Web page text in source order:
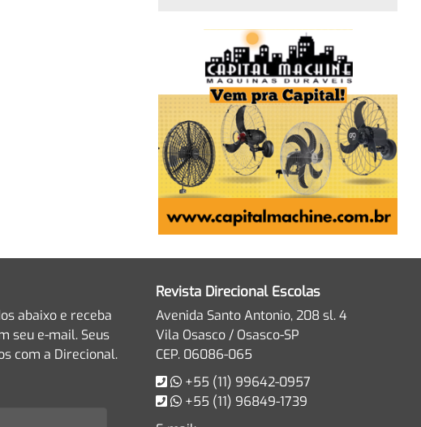
abaixo e receba
seu e-mail. Seus
com a Direcional.
Revista Direcional Escolas
Avenida Santo Antonio, 208 sl. 4
Vila Osasco / Osasco-SP
CEP. 06086-065
+55 (11) 99642-0957
+55 (11) 96849-1739